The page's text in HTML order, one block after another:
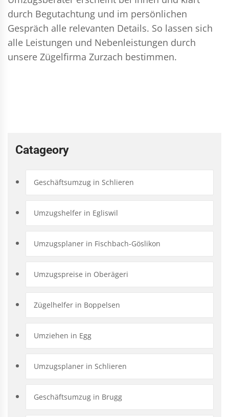
durch Begutachtung und im persönlichen
Gespräch alle relevanten Details. So lassen sich
alle Leistungen und Nebenleistungen durch
unsere Zügelfirma Zurzach bestimmen.
Catageory
Geschäftsumzug in Schlieren
Umzugshelfer in Egliswil
Umzugsplaner in Fischbach-Göslikon
Umzugspreise in Oberägeri
Zügelhelfer in Boppelsen
Umziehen in Egg
Umzugsplaner in Schlieren
Geschäftsumzug in Brugg